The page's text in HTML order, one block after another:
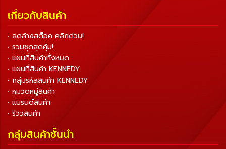
เกี่ยวกับสินค้า
• ลดล้างสต็อค คลิกด่วน!
• รวมชุดสุดคุ้ม!
• แผนที่สินค้าทั้งหมด
• แผนที่สินค้า KENNEDY
• กลุ่มรหัสสินค้า KENNEDY
• หมวดหมู่สินค้า
• แบรนด์สินค้า
• รีวิวสินค้า
กลุ่มสินค้าชั้นนำ